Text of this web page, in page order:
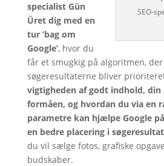
SEO-
specialist Gün
Üret dig med en
tur ’bag om
Google’, hvor du
får et smugkig på algoritmen,
søgeresultaterne bliver
vigtigheden af godt indhold,
formåen, og hvordan du via en
parametre kan hjælpe Google
en bedre placering i
du vil sælge fotos, grafiske
budskaber.